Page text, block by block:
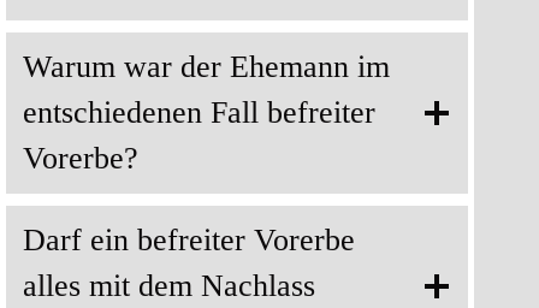
Warum war der Ehemann im
entschiedenen Fall befreiter
Vorerbe?
Darf ein befreiter Vorerbe
alles mit dem Nachlass